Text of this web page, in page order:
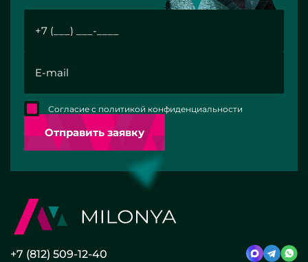
Отправить заявку
Согласие с политикой конфиденциальности
+7 (812) 509-12-40